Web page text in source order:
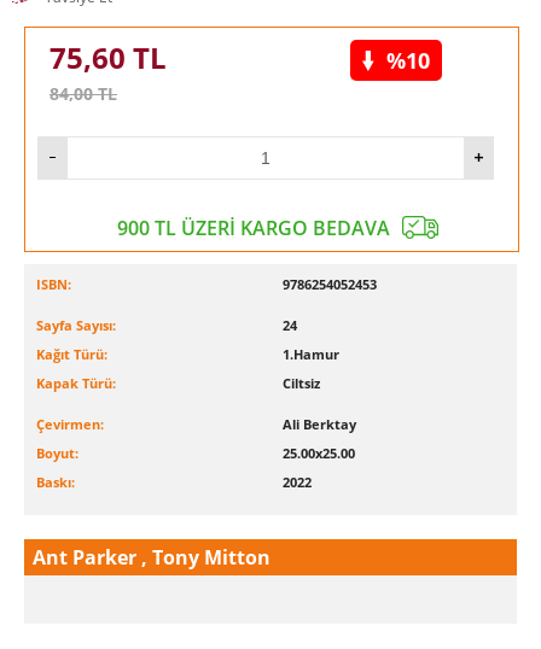
75,60 TL
84,00TL
%10
900 TL ÜZERİ KARGO BEDAVA
ISBN: 9786254052453
Sayfa Sayısı:
24
Kağıt Türü:
1.Hamur
Kapak Türü:
Ciltsiz
Çevirmen:
Ali Berktay
Boyut:
25.00x25.00
Baskı:
2022
Ant Parker , Tony Mitton